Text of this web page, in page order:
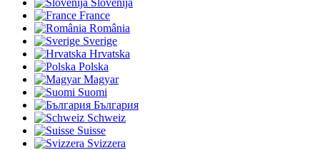
Slovenija
France
România
Sverige
Hrvatska
Polska
Magyar
Suomi
България
Schweiz
Suisse
Svizzera